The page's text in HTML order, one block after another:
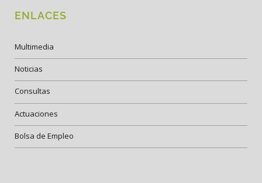
ENLACES
Multimedia
Noticias
Consultas
Actuaciones
Bolsa de Empleo